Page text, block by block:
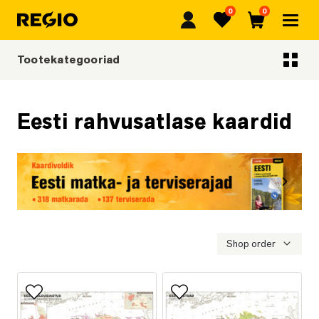
Regio Lemmikud
0
Ostukorv
0
Eesti rahvusatlase kaardid
Shop order
Lisa lemmikutesse Lisa lemmikutesse
Tootekategooriad